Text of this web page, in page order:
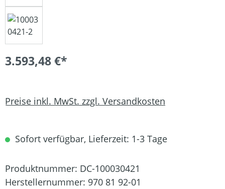
3.593,48 €*
Preise inkl. MwSt. zzgl. Versandkosten
Sofort verfügbar, Lieferzeit: 1-3 Tage
Produktnummer: DC-100030421
Herstellernummer: 970 81 92-01